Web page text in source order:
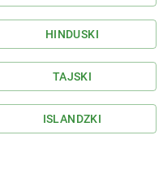
HINDUSKI
TAJSKI
ISLANDZKI